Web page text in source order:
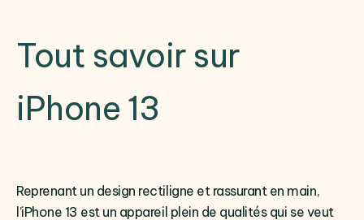
Tout savoir sur
iPhone 13
Reprenant un design rectiligne et rassurant en main,
l’iPhone 13 est un appareil plein de qualités qui se veut